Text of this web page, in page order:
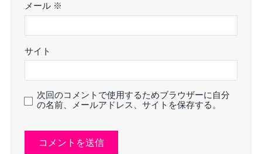
メール ※
サイト
次回のコメントで使用するためブラウザーに自分
の名前、メールアドレス、サイトを保存する。